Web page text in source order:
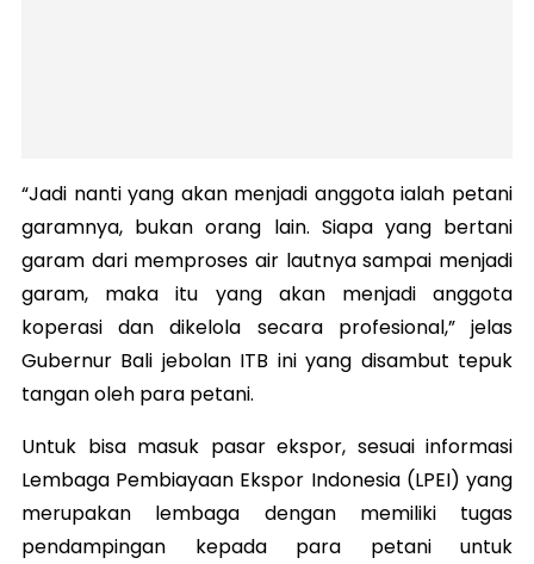
“Jadi nanti yang akan menjadi anggota ialah petani
garamnya, bukan orang lain. Siapa yang bertani
garam dari memproses air lautnya sampai menjadi
garam, maka itu yang akan menjadi anggota
koperasi dan dikelola secara profesional,” jelas
Gubernur Bali jebolan ITB ini yang disambut tepuk
tangan oleh para petani.
Untuk bisa masuk pasar ekspor, sesuai informasi
Lembaga Pembiayaan Ekspor Indonesia (LPEI) yang
merupakan lembaga dengan memiliki tugas
pendampingan kepada para petani untuk